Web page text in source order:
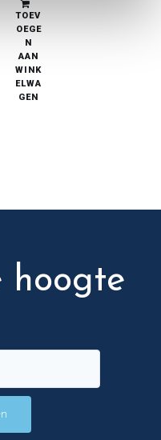
TOEV
OEGE
N
AAN
WINK
ELWA
GEN
hoogte